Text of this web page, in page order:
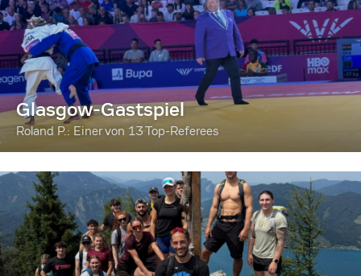
Glasgow-Gastspiel
Roland P.: Einer von 13 Top-Referees